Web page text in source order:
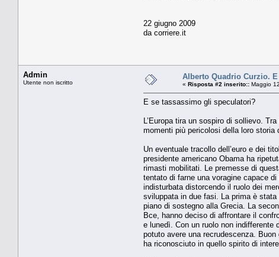
22 giugno 2009
da corriere.it
Admin
Utente non iscritto
Alberto Quadrio Curzio.
« Risposta #2 inserito:: Maggio
E se tassassimo gli speculatori?
L’Europa tira un sospiro di sollievo.
momenti più pericolosi della loro storia
Un eventuale tracollo dell’euro e dei
presidente americano Obama ha
rimasti mobilitati. Le premesse di
tentato di farne una voragine capace
indisturbata distorcendo il ruolo dei
sviluppata in due fasi. La prima è
piano di sostegno alla Grecia. La
Bce, hanno deciso di affrontare il
e lunedì. Con un ruolo non indifferente
potuto avere una recrudescenza.
ha riconosciuto in quello spirito di